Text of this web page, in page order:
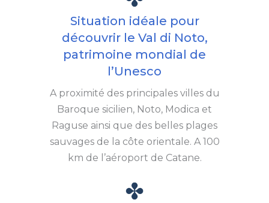
Situation idéale pour
découvrir le Val di Noto,
patrimoine mondial de
l’Unesco
A proximité des principales villes du
Baroque sicilien, Noto, Modica et
Raguse ainsi que des belles plages
sauvages de la côte orientale. A 100
km de l’aéroport de Catane.